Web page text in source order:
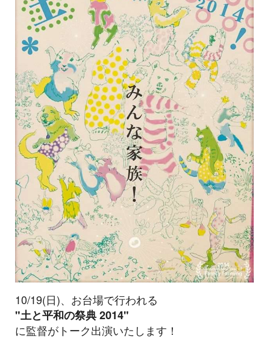
10/19(日)、お台場で行われる
"土と平和の祭典 2014"
に監督がトーク出演いたします！